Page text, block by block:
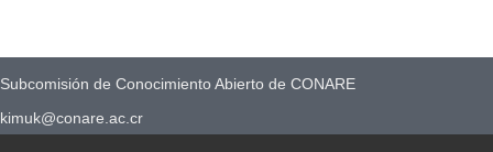
Subcomisión de Conocimiento Abierto de CONARE
kimuk@conare.ac.cr